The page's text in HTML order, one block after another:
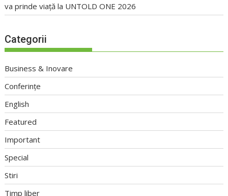
va prinde viață la UNTOLD ONE 2026
Categorii
Business & Inovare
Conferințe
English
Featured
Important
Special
Stiri
Timp liber